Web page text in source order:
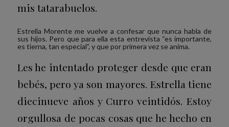
mis tatarabuelos.
Estrella Morente me vuelve a confesar que nunca habla de
sus hijos. Pero que para ella esta entrevista “es importante,
es tierna, tan especial”, y que por primera vez se anima.
Les he intentado proteger desde que eran
bebés, pero ya son mayores. Estrella tiene
diecinueve años y Curro veintidós. Estoy
orgullosa de pocas cosas que he hecho en